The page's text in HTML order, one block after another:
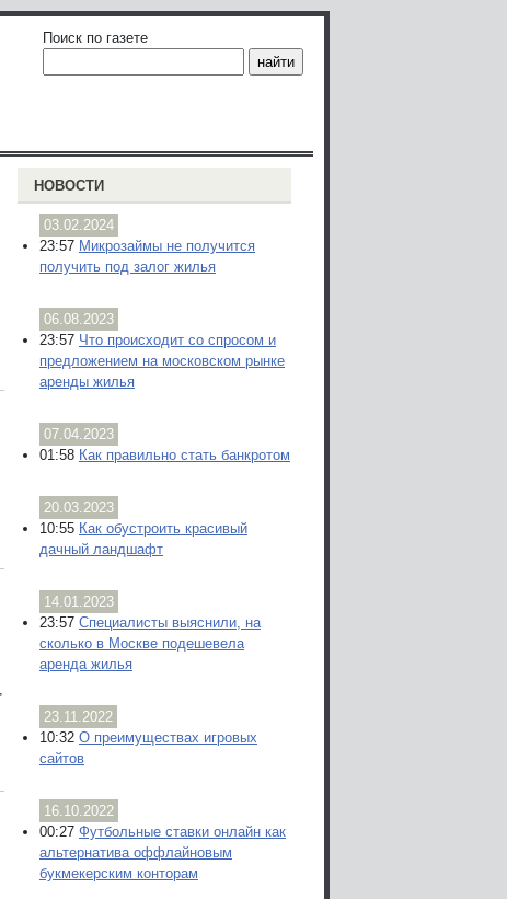
Поиск по газете
НОВОСТИ
03.02.2024
23:57 Микрозаймы не получится
получить под залог жилья
06.08.2023
23:57 Что происходит со спросом и
предложением на московском рынке
аренды жилья
07.04.2023
01:58 Как правильно стать банкротом
20.03.2023
10:55 Как обустроить красивый
дачный ландшафт
14.01.2023
23:57 Специалисты выяснили, на
сколько в Москве подешевела
аренда жилья
23.11.2022
10:32 О преимуществах игровых
сайтов
16.10.2022
00:27 Футбольные ставки онлайн как
альтернатива оффлайновым
букмекерским конторам